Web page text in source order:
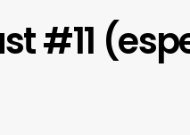
#11